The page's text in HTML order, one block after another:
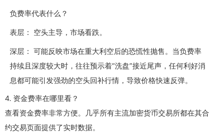
负费率代表什么？
表层： 空头主导，市场看跌。
深层： 可能反映市场在重大利空后的恐慌性抛售。当负费率
持续且深度较大时，往往预示着“洗盘”接近尾声，任何利好消
息都可能引发强劲的空头回补行情，导致价格快速反弹。
4. 资金费率在哪里看？
查看资金费率非常方便。几乎所有主流加密货币交易所都在其合
约交易页面提供了实时数据。